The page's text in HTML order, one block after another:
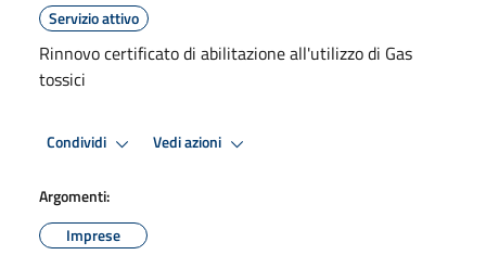
Servizio attivo
Rinnovo certificato di abilitazione all'utilizzo di Gas
tossici
Condividi Vedi azioni
Argomenti:
Imprese